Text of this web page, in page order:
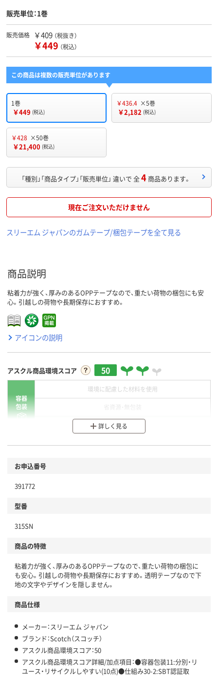
販売単位：1巻
販売価格 ￥409 （税抜き）
￥449 （税込）
この商品は複数の販売単位があります
1巻
￥449 (税込)
￥436.4 ×5巻
￥2,182 (税込)
￥428 ×50巻
￥21,400 (税込)
「種別」「商品タイプ」「販売単位」 違いで 全4 商品あります。
現在ご注文いただけません
スリーエム ジャパンのガムテープ/梱包テープを全て見る
商品説明
粘着力が強く、厚みのあるOPPテープなので、重たい荷物の梱包にも安
心。引越しの荷物や長期保存におすすめ。
アイコンの説明
アスクル商品環境スコア 50
容器
包装
環境に配慮した材料を使用
分別・リサイクルしやすい設計
本体
仕組
この商品の環境配慮ポイントです。下記商品詳細「
アスクル商品環境スコア詳細／加点項目
」で確認できます。
詳しく見る
お申込番号
391772
型番
315SN
商品の特徴
粘着力が強く、厚みのあるOPPテープなので、重たい荷物の梱包に
も安心。引越しの荷物や長期保存におすすめ。透明テープなので下
地の文字やデザインを隠しません。
商品仕様
メーカー：スリーエム ジャパン
ブランド：Scotch（スコッチ）
アスクル商品環境スコア：50
アスクル商品環境スコア詳細/加点項目：●容器包装11:分別・リ
ユース・リサイクルしやすい(10点)●仕組み30-2:SBT認証取